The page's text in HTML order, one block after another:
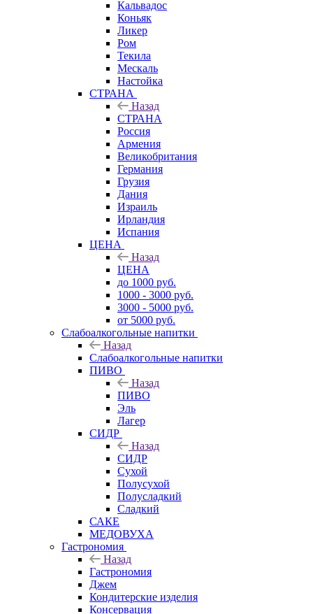
Кальвадос
Коньяк
Ликер
Ром
Текила
Мескаль
Настойка
СТРАНА
Назад
СТРАНА
Россия
Армения
Великобритания
Германия
Грузия
Дания
Израиль
Ирландия
Испания
ЦЕНА
Назад
ЦЕНА
до 1000 руб.
1000 - 3000 руб.
3000 - 5000 руб.
от 5000 руб.
Слабоалкогольные напитки
Назад
Слабоалкогольные напитки
ПИВО
Назад
ПИВО
Эль
Лагер
СИДР
Назад
СИДР
Сухой
Полусухой
Полусладкий
Сладкий
САКЕ
МЕДОВУХА
Гастрономия
Назад
Гастрономия
Джем
Кондитерские изделия
Консервация